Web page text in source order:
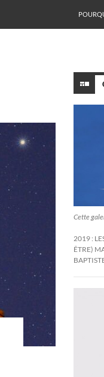
Cette
2019 :
ÊTRE)